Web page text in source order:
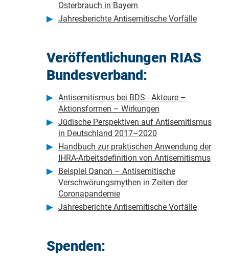
Osterbrauch in Bayern
Jahresberichte Antisemitische Vorfälle
Veröffentlichungen RIAS
Bundesverband:
Antisemitismus bei BDS - Akteure –
Aktionsformen – Wirkungen
Jüdische Perspektiven auf Antisemitismus
in Deutschland 2017–2020
Handbuch zur praktischen Anwendung der
IHRA-Arbeitsdefinition von Antisemitismus
Beispiel Qanon – Antisemitische
Verschwörungsmythen in Zeiten der
Coronapandemie
Jahresberichte Antisemitische Vorfälle
Spenden: